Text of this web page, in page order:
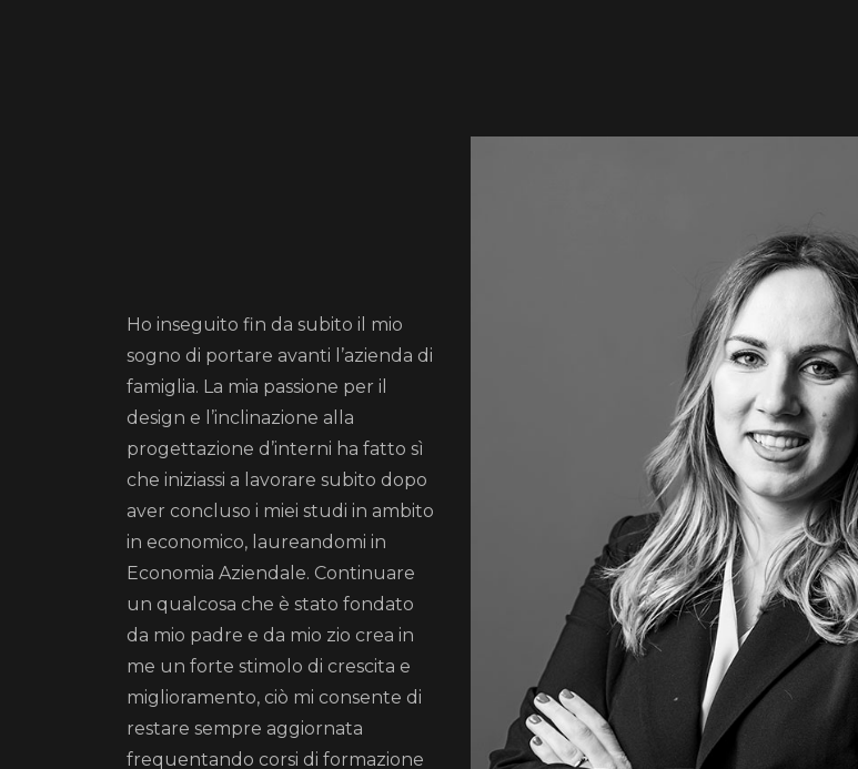
Ho inseguito fin da subito il mio
sogno di portare avanti l’azienda di
famiglia. La mia passione per il
design e l’inclinazione alla
progettazione d’interni ha fatto sì
che iniziassi a lavorare subito dopo
aver concluso i miei studi in ambito
in economico, laureandomi in
Economia Aziendale. Continuare
un qualcosa che è stato fondato
da mio padre e da mio zio crea in
me un forte stimolo di crescita e
miglioramento, ciò mi consente di
restare sempre aggiornata
frequentando corsi di formazione